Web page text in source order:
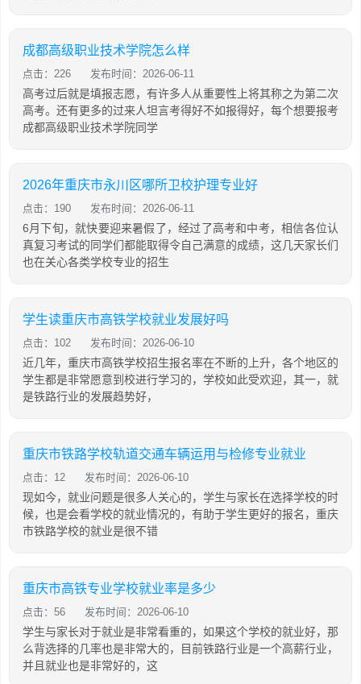
成都高级职业技术学院怎么样
点击：226 发布时间：2026-06-11
高考过后就是填报志愿，有许多人从重要性上将其称之为第二次
高考。还有更多的过来人坦言考得好不如报得好，每个想要报考
成都高级职业技术学院同学
2026年重庆市永川区哪所卫校护理专业好
点击：190 发布时间：2026-06-11
6月下旬，就快要迎来暑假了，经过了高考和中考，相信各位认
真复习考试的同学们都能取得令自己满意的成绩，这几天家长们
也在关心各类学校专业的招生
学生读重庆市高铁学校就业发展好吗
点击：102 发布时间：2026-06-10
近几年，重庆市高铁学校招生报名率在不断的上升，各个地区的
学生都是非常愿意到校进行学习的，学校如此受欢迎，其一，就
是铁路行业的发展趋势好，
重庆市铁路学校轨道交通车辆运用与检修专业就业
点击：12 发布时间：2026-06-10
现如今，就业问题是很多人关心的，学生与家长在选择学校的时
候，也是会看学校的就业情况的，有助于学生更好的报名，重庆
市铁路学校的就业是很不错
重庆市高铁专业学校就业率是多少
点击：56 发布时间：2026-06-10
学生与家长对于就业是非常看重的，如果这个学校的就业好，那
么背选择的几率也是非常大的，目前铁路行业是一个高薪行业，
并且就业也是非常好的，这